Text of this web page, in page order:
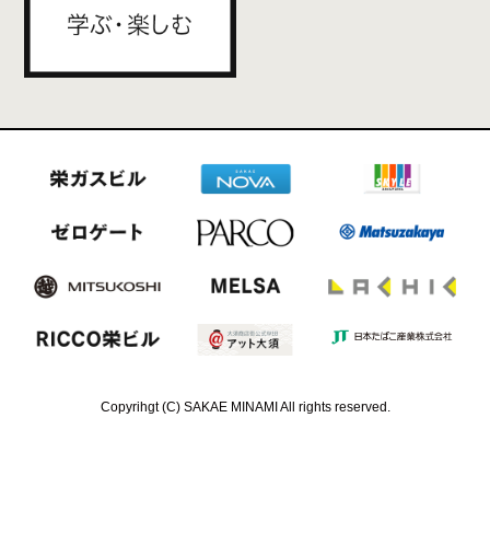
Copyrihgt (C) SAKAE MINAMI All rights reserved.